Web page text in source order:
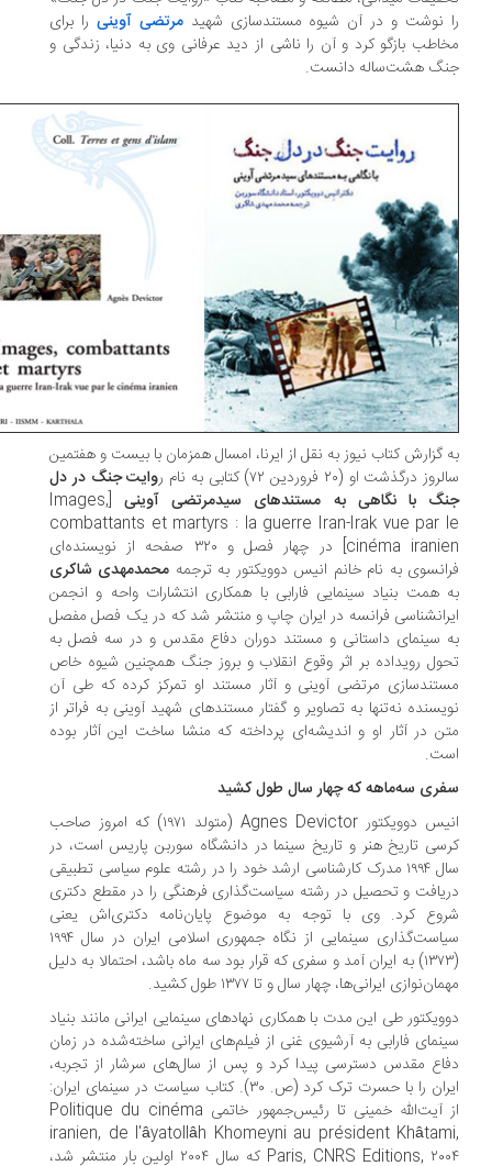
نوشت و در آن شیوه مستندسازی شهید مرتضی آوینی را برای
بازگو کرد و آن را ناشی از دید عرفانی وی به دنیا، زندگی و
هشت‌ساله دانست.
گزارش کتاب نیوز به نقل از ایرنا، امسال همزمان با بیست و هفتمین
درگذشت او (۲۰ فروردین ۷۲) کتابی به نام ر
وایت جنگ در دل
با نگاهی به مستندهای سیدمرتضی آوینی
[Images,
combattants et martyrs : la guerre Iran-Irak vue par
cinéma
در چهار فصل و ۳۲۰ صفحه از نویسنده‌ای
به نام خانم انیس دوویکتور به ترجمه محمدمهدی شاکری
همت بنیاد سینمایی فارابی با همکاری انتشارات واحه و انجمن
فرانسه در ایران چاپ و منتشر شد که در یک فصل مفصل
سینمای داستانی و مستند دوران دفاع مقدس و در سه فصل به
رویداده بر اثر وقوع انقلاب و بروز جنگ همچنین شیوه خاص
مرتضی آوینی و آثار مستند او تمرکز کرده که طی آن
نه‌تنها به تصاویر و گفتار مستندهای شهید آوینی به فراتر از
در آثار او و اندیشه‌ای پرداخته که منشا ساخت این آثار بوده
سه‌ماهه که چهار سال طول کشید
انیس دوویکتور Agnes Devictor (متولد ۱۹۷۱) که امروز صاحب
تاریخ هنر و تاریخ سینما در دانشگاه سوربن پاریس است، در
سال ۱۹۹۴ مدرک کارشناسی ارشد خود را در رشته علوم سیاسی تطبیقی
و تحصیل در رشته سیاست‌گذاری فرهنگی را در مقطع دکتری
کرد. وی با توجه به موضوع پایان‌نامه دکتری‌اش یعنی
سیاست‌گذاری سینمایی از نگاه جمهوری اسلامی ایران در سال ۱۹۹۴
(۱۳۷۳) به ایران آمد و سفری که قرار بود سه ماه باشد، احتمالا به دلیل
ایرانی‌ها، چهار سال و تا ۱۳۷۷ طول کشید.
طی این مدت با همکاری نهادهای سینمایی ایرانی مانند بنیاد
فارابی به آرشیوی غنی از فیلم‌های ایرانی ساخته‌شده در زمان
مقدس دسترسی پیدا کرد و پس از سال‌های سرشار از تجربه،
ایران را با حسرت ترک کرد (ص. ۳۰). کتاب سیاست در سینمای ایران:
از آیت‌الله خمینی تا رئیس‌جمهور خاتمی Politique du cinéma
iranien, de l'âyatollâh Khomeyni au président
Paris, CNRS Editions, ۲۰۰۴ که سال ۲۰۰۴ اولین بار منتشر شد،